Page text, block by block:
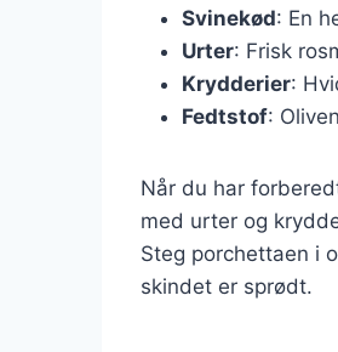
Svinekød: En
Urter: Frisk
Krydderier:
Fedtstof:
Når du har
med urter og
Steg porchettaen i
skindet er sprødt.